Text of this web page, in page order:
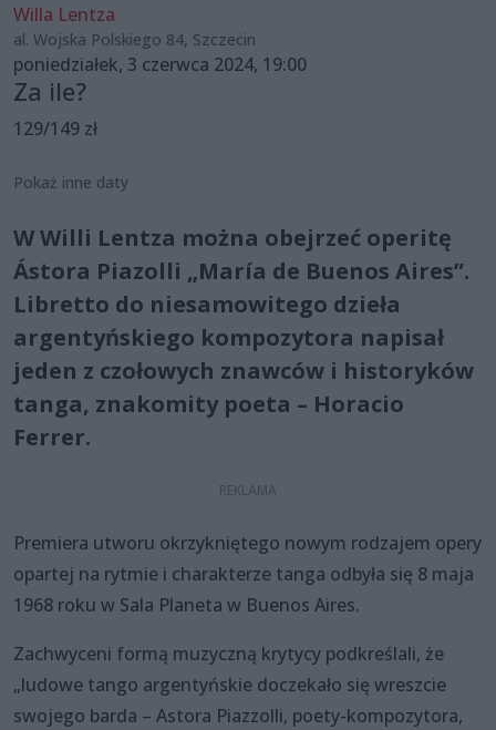
Willa Lentza
al. Wojska Polskiego 84, Szczecin
poniedziałek, 3 czerwca 2024, 19:00
Za ile?
129/149 zł
Pokaż inne daty
W Willi Lentza można obejrzeć operitę
Ástora Piazolli „María de Buenos Aires”.
Libretto do niesamowitego dzieła
argentyńskiego kompozytora napisał
jeden z czołowych znawców i historyków
tanga, znakomity poeta – Horacio
Ferrer.
Premiera utworu okrzykniętego nowym rodzajem opery
opartej na rytmie i charakterze tanga odbyła się 8 maja
1968 roku w Sala Planeta w Buenos Aires.
Zachwyceni formą muzyczną krytycy podkreślali, że
„ludowe tango argentyńskie doczekało się wreszcie
swojego barda – Astora Piazzolli, poety-kompozytora,